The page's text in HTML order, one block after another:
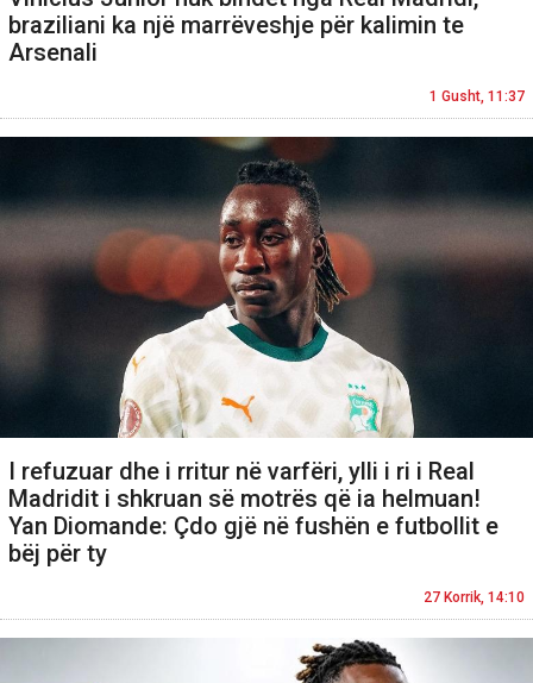
braziliani ka një marrëveshje për kalimin te
Arsenali
1 Gusht, 11:37
I refuzuar dhe i rritur në varfëri, ylli i ri i Real
Madridit i shkruan së motrës që ia helmuan!
Yan Diomande: Çdo gjë në fushën e futbollit e
bëj për ty
27 Korrik, 14:10